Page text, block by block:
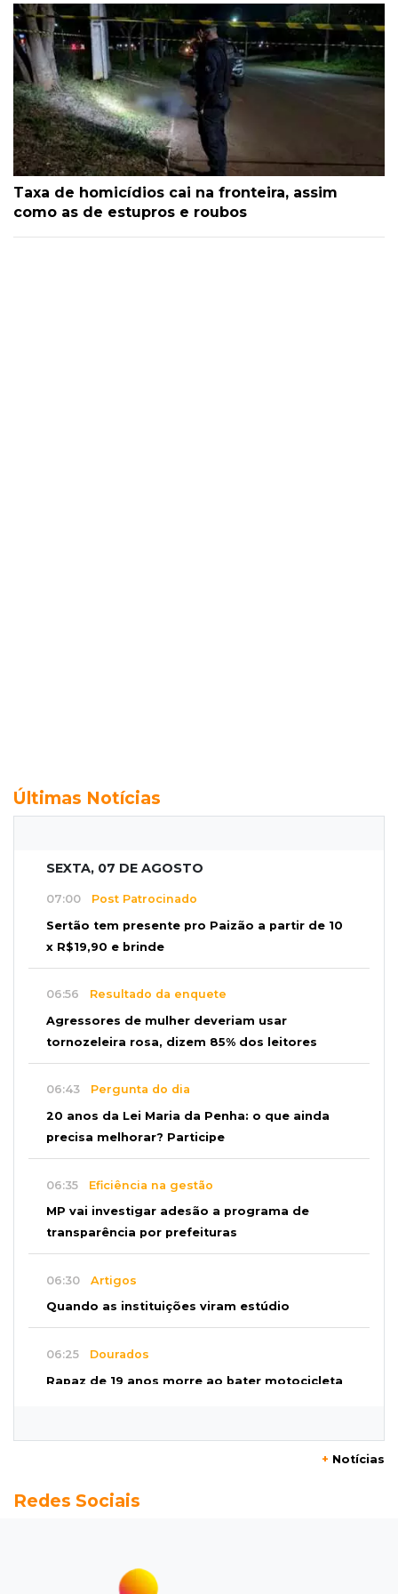
Taxa de homicídios cai na fronteira, assim
como as de estupros e roubos
Últimas Notícias
SEXTA, 07 DE AGOSTO
07:00 Post Patrocinado
Sertão tem presente pro Paizão a partir de 10
x R$19,90 e brinde
06:56 Resultado da enquete
Agressores de mulher deveriam usar
tornozeleira rosa, dizem 85% dos leitores
06:43 Pergunta do dia
20 anos da Lei Maria da Penha: o que ainda
precisa melhorar? Participe
06:35 Eficiência na gestão
MP vai investigar adesão a programa de
transparência por prefeituras
06:30 Artigos
Quando as instituições viram estúdio
06:25 Dourados
Rapaz de 19 anos morre ao bater motocicleta
nova frente fria chega no domingo
As tragédias mostram que o maior perigo da
+ Notícias
Redes Sociais